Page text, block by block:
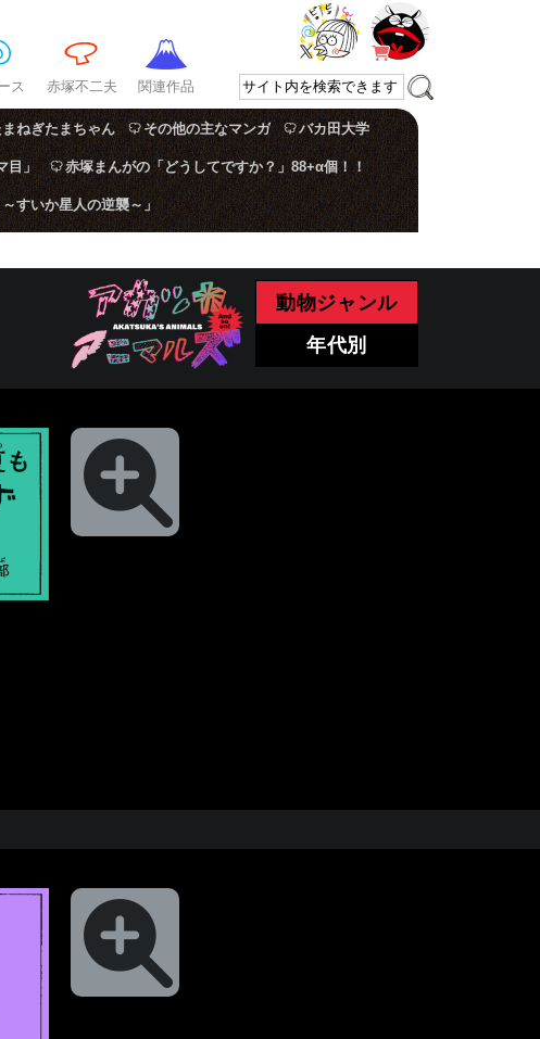
ス 赤塚不二夫 関連作品
ねぎたまちゃん その他の主なマンガ バカ田大学
目」 赤塚まんがの「どうしてですか？」88+α個！！
すいか星人の逆襲～」
動物ジャンル
年代別